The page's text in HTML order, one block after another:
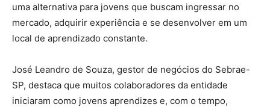
uma alternativa para jovens que buscam ingressar no
mercado, adquirir experiência e se desenvolver em um
local de aprendizado constante.
José Leandro de Souza, gestor de negócios do Sebrae-
SP, destaca que muitos colaboradores da entidade
iniciaram como jovens aprendizes e, com o tempo,